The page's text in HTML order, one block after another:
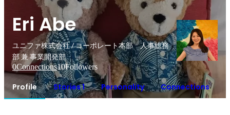
Eri Abe
ユニファ株式会社 / コーポレート本部 人事総務
部 兼 事業開発部
0Connections10Followers
Profile Stories 1 Personality Connections